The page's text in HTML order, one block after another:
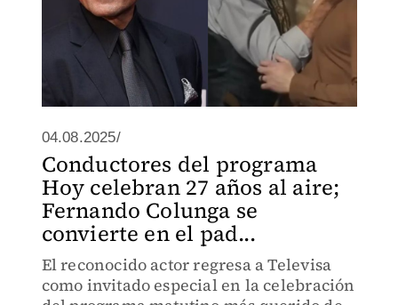
04.08.2025/
Conductores del programa
Hoy celebran 27 años al aire;
Fernando Colunga se
convierte en el pad...
El reconocido actor regresa a Televisa
como invitado especial en la celebración